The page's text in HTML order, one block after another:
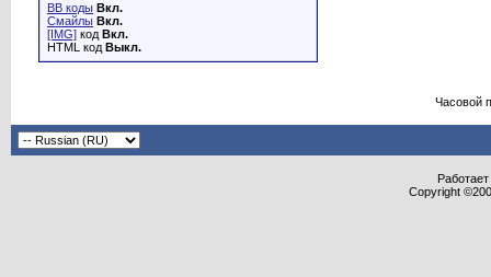
BB коды Вкл.
Смайлы Вкл.
[IMG] код Вкл.
HTML код Выкл.
Часовой
Copyright